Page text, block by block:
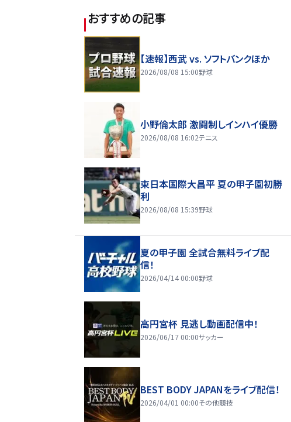
おすすめの記事
【速報】西武 vs. ソフトバンクほか
2026/08/08 15:00野球
小野倫太郎 激闘制しインハイ優勝
2026/08/08 16:02テニス
東日本国際大昌平 夏の甲子園初勝
利
2026/08/08 15:39野球
夏の甲子園 全試合無料ライブ配
信！
2026/04/14 00:00野球
高円宮杯 見逃し動画配信中！
2026/06/17 00:00サッカー
BEST BODY JAPANをライブ配信！
2026/04/01 00:00その他競技